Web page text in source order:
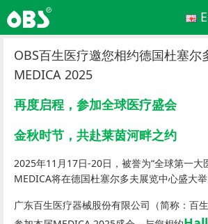
OBS百生医疗邀您相约德国杜塞尔
MEDICA 2025
再度启程，参加全球医疗盛会
金秋时节，共赴莱茵河畔之约
2025年11月17日-20日，被誉为“全球第一大
MEDICA将在德国杜塞尔多夫展览中心盛大举
广东百生医疗器械股份有限公司（简称：百